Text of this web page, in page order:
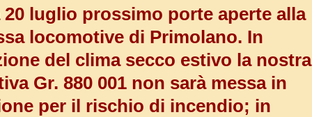
20 luglio prossimo porte aperte alla
locomotive di Primolano. In
del clima secco estivo la nostra
Gr. 880 001 non sarà messa in
per il rischio di incendio; in